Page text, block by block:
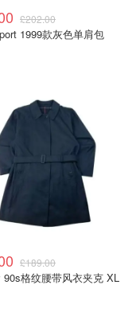
£202.00
1999款灰色单肩包
£189.00
90s格纹腰带风衣夹克 XL